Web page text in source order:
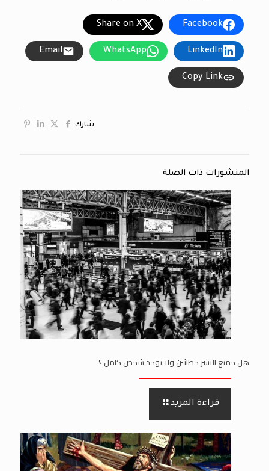
Facebook
Share on X
LinkedIn
WhatsApp
Email
Copy Link
شارك
المنشورات ذات الصلة
هل جميع البشر خطائين ولا يوجد شخص كامل ؟
قراءة المزيد